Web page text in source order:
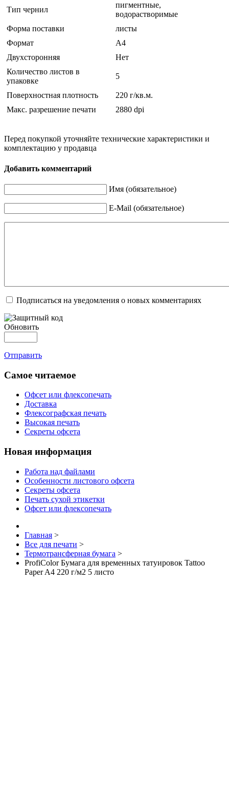
Тип чернил
пигментные,
водорастворимые
Форма поставки
листы
Формат
A4
Двухсторонняя
Нет
Количество листов в
упаковке
5
Поверхностная плотность
220 г/кв.м.
Макс. разрешение печати
2880 dpi
Перед покупкой уточняйте технические характеристики и
комплектацию у продавца
Добавить комментарий
Имя (обязательное)
E-Mail (обязательное)
Подписаться на уведомления о новых комментариях
Обновить
Отправить
Самое читаемое
Офсет или флексопечать
Доставка
Флексографская печать
Высокая печать
Секреты офсета
Новая информация
Работа над файлами
Особенности листового офсета
Секреты офсета
Печать сухой этикетки
Офсет или флексопечать
Главная >
Все для печати >
Термотрансферная бумага >
ProfiColor Бумага для временных татуировок Tattoo
Paper A4 220 г/м2 5 листо